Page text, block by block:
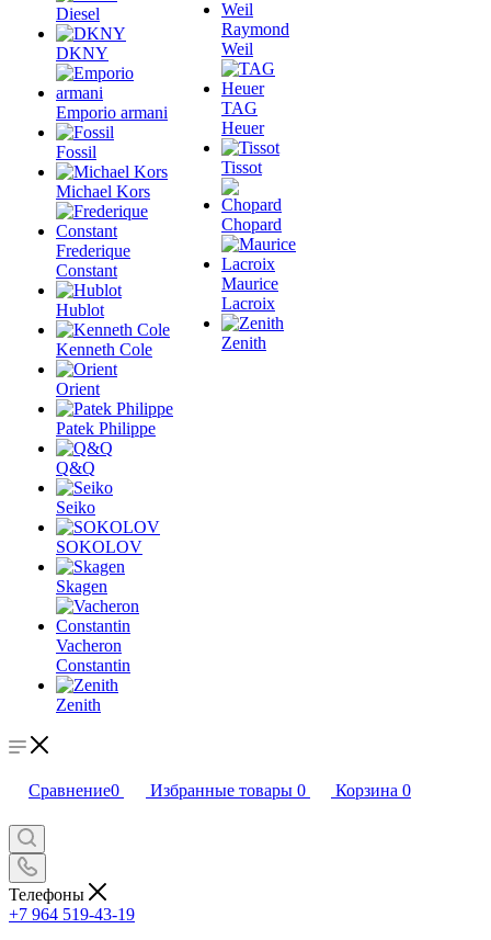
Diesel
DKNY
Emporio armani
Fossil
Michael Kors
Frederique
Constant
Hublot
Kenneth Cole
Orient
Patek Philippe
Q&Q
Seiko
SOKOLOV
Skagen
Vacheron
Constantin
Zenith
Raymond
Weil
TAG
Heuer
Tissot
Chopard
Maurice
Lacroix
Zenith
Сравнение0 Избранные товары 0 Корзина 0
Телефоны
+7 964 519-43-19